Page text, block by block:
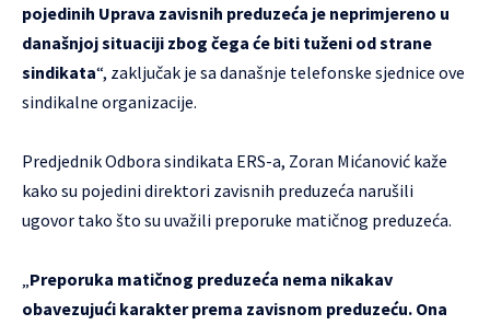
pojedinih Uprava zavisnih preduzeća je neprimjereno u
današnjoj situaciji zbog čega će biti tuženi od strane
sindikata“, zaključak je sa današnje telefonske sjednice ove
sindikalne organizacije.
Predjednik Odbora sindikata ERS-a, Zoran Mićanović kaže
kako su pojedini direktori zavisnih preduzeća narušili
ugovor tako što su uvažili preporuke matičnog preduzeća.
Preporuka matičnog preduzeća nema nikakav
obavezujući karakter prema zavisnom preduzeću. Ona